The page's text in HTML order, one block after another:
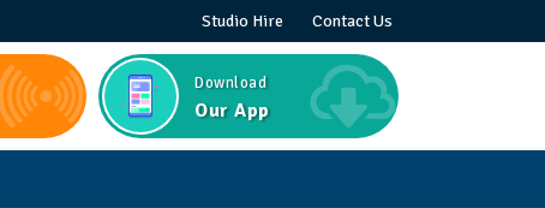
Studio Hire Contact Us
Download
Our App